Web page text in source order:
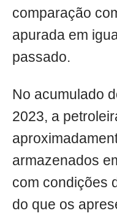
comparação
apurada em
passado.
No acumulado
2023, a
armazenados
com condições
do que os